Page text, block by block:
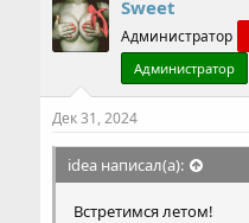
а
т
и
:
Sweet
Администратор
Администратор
Дек 31, 2024
idea написал(а):
Встретимся летом!